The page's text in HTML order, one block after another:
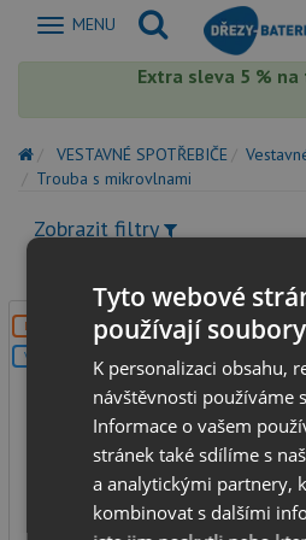
Zobrazit
MENU
Extra sleva 5 % na
VESTAVNÉ SPOTŘEBIČE
Trouba s mikrovlnami
Zobrazit filtry
DOPRAVA ZDARMA
V SETU
Concept KTV4544
Tyto webové
používají
K personalizaci obsahu,
návštěvnosti používáme
Informace o vašem
stránek také sdílíme s
a analytickými partnery,
kombinovat s dalšími